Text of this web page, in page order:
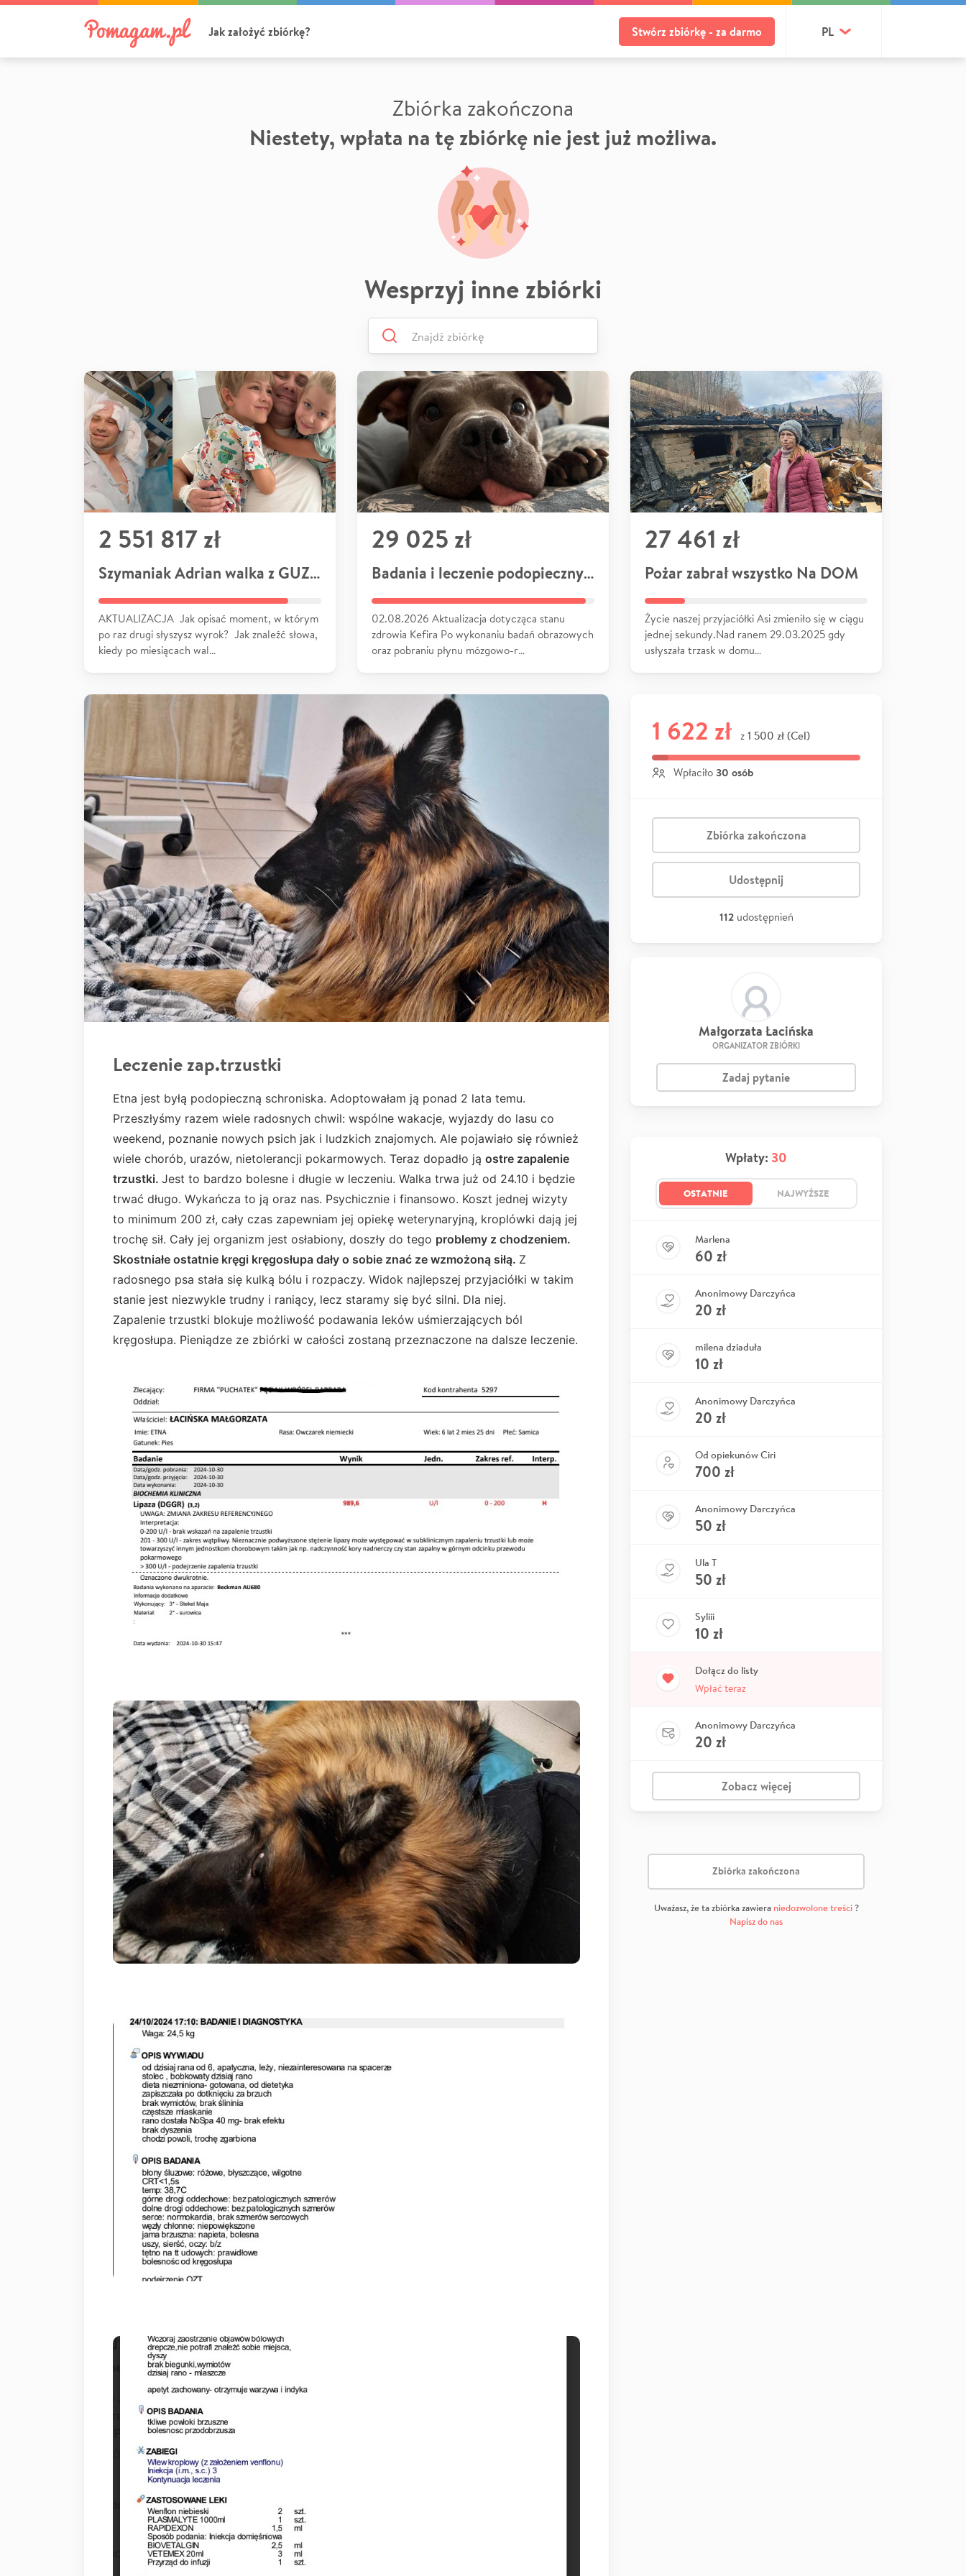
Jak założyć zbiórkę? Stwórz zbiórkę - za darmo PL
Zbiórka zakończona
Niestety, wpłata na tę zbiórkę nie jest już możliwa.
Wesprzyj inne zbiórki
2 551 817 zł
Szymaniak Adrian walka z GUZEM
AKTUALIZACJA Jak opisać moment, w którym
po raz drugi słyszysz wyrok? Jak znaleźć słowa,
kiedy po miesiącach wal…
29 025 zł
Badania i leczenie podopiecznych
02.08.2026 Aktualizacja dotycząca stanu
zdrowia Kefira Po wykonaniu badań obrazowych
oraz pobraniu płynu mózgowo-r…
27 461 zł
Pożar zabrał wszystko Na DOM
Życie naszej przyjaciółki Asi zmieniło się w ciągu
jednej sekundy.Nad ranem 29.03.2025 gdy
usłyszała trzask w domu…
Leczenie zap.trzustki
Etna jest byłą podopieczną schroniska. Adoptowałam ją ponad 2 lata temu.
Przeszłyśmy razem wiele radosnych chwil: wspólne wakacje, wyjazdy do lasu co
weekend, poznanie nowych psich jak i ludzkich znajomych. Ale pojawiało się również
wiele chorób, urazów, nietolerancji pokarmowych. Teraz dopadło ją ostre zapalenie
trzustki. Jest to bardzo bolesne i długie w leczeniu. Walka trwa już od 24.10 i będzie
trwać długo. Wykańcza to ją oraz nas. Psychicznie i finansowo. Koszt jednej wizyty
to minimum 200 zł, cały czas zapewniam jej opiekę weterynaryjną, kroplówki dają jej
trochę sił. Cały jej organizm jest osłabiony, doszły do tego problemy z chodzeniem.
Skostniałe ostatnie kręgi kręgosłupa dały o sobie znać ze wzmożoną siłą. Z
radosnego psa stała się kulką bólu i rozpaczy. Widok najlepszej przyjaciółki w takim
stanie jest niezwykle trudny i raniący, lecz staramy się być silni. Dla niej.
Zapalenie trzustki blokuje możliwość podawania leków uśmierzających ból
kręgosłupa. Pieniądze ze zbiórki w całości zostaną przeznaczone na dalsze leczenie.
1 622 zł z 1 500 zł (Cel)
Wpłaciło 30 osób
Zbiórka zakończona
Udostępnij
112 udostępnień
Małgorzata Łacińska
ORGANIZATOR ZBIÓRKI
Zadaj pytanie
Wpłaty: 30
OSTATNIE NAJWYŻSZE
Marlena
60 zł
Anonimowy Darczyńca
20 zł
milena dziaduła
10 zł
Anonimowy Darczyńca
20 zł
Od opiekunów Ciri
700 zł
Anonimowy Darczyńca
50 zł
Ula T
50 zł
Syliii
10 zł
Dołącz do listy
Wpłać teraz
Anonimowy Darczyńca
20 zł
Zobacz więcej
Zbiórka zakończona
Uważasz, że ta zbiórka zawiera niedozwolone treści?
Napisz do nas